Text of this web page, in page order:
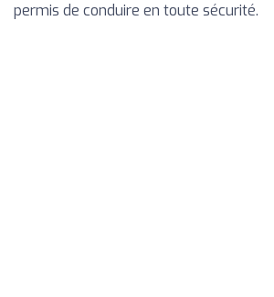
permis de conduire en toute sécurité.